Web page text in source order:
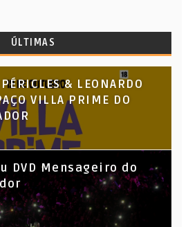
ÚLTIMAS
& LEONARDO
VILLA PRIME DO
DVD Mensageiro do